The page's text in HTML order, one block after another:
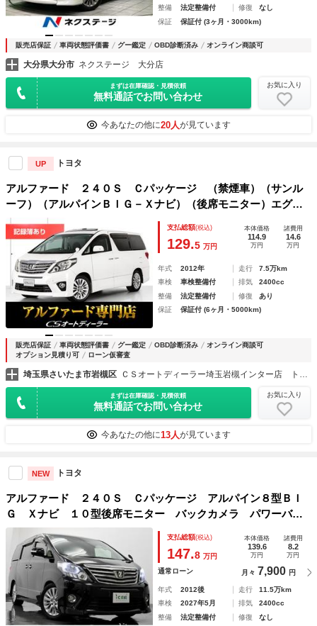
整備
法定整備付 修復
なし
保証
保証付 (3ヶ月・3000km)
販売店保証 車両状態評価書 グー鑑定 OBD診断済み オンライン商談可
大分県大分市 ネクステージ 大分店
まずは在庫確認・見積依頼
無料通話でお問い合わせ
お気に入り
今あなたの他に20人が見ています
UP トヨタ
アルファード ２４０Ｓ Ｃパッケージ （禁煙車）（サンル
ーフ）（アルパインＢＩＧ－Ｘナビ）（後席モニター）エグゼ
クティブシート／両側自動ドア／パワーバックドア／パワーシ
ート／シートメモリー／クルーズコントロール／クリアランス
ソナー／
支払総額(税込)
129.5 万円
本体価格
114.9
万円
諸費用
14.6
万円
年式 2012年 走行
7.5万km
車検
車検整備付 排気
2400cc
整備
法定整備付 修復
あり
保証
保証付 (6ヶ月・5000km)
販売店保証 車両状態評価書 グー鑑定 OBD診断済み
オンライン商談可
オプション見積り可
ローン仮審査
埼玉県さいたま市岩槻区 ＣＳオートディーラー埼玉岩槻インター店 トヨタ ２０系３０系４０系アルファード／ヴェルファイア／ハイブリッド／カスタム／高品質中古車専門店
まずは在庫確認・見積依頼
無料通話でお問い合わせ
お気に入り
今あなたの他に13人が見ています
NEW トヨタ
アルファード ２４０Ｓ Ｃパッケージ アルパイン８型ＢＩ
Ｇ Ｘナビ １０型後席モニター バックカメラ パワーバッ
クドア 両側パワースライドドア パワーシート クルーズコ
ントロール クリアランスソナー ＥＴＣ タナベダウンサ
ス 純正１８ＡＷ
支払総額(税込)
147.8 万円
本体価格
139.6
万円
諸費用
8.2
万円
通常ローン 月々 7,900 円
年式 2012後 走行
11.5万km
車検
2027年5月 排気
2400cc
整備
法定整備付 修復
なし